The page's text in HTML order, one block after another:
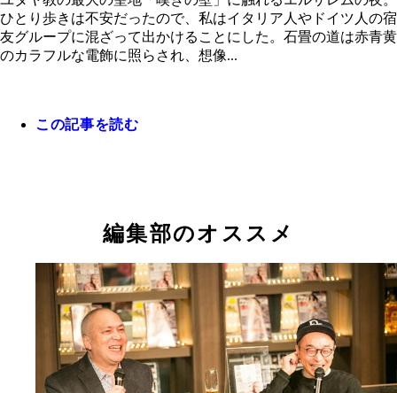
ひとり歩きは不安だったので、私はイタリア人やドイツ人の宿
友グループに混ざって出かけることにした。石畳の道は赤青黄
のカラフルな電飾に照らされ、想像...
この記事を読む
編集部のオススメ